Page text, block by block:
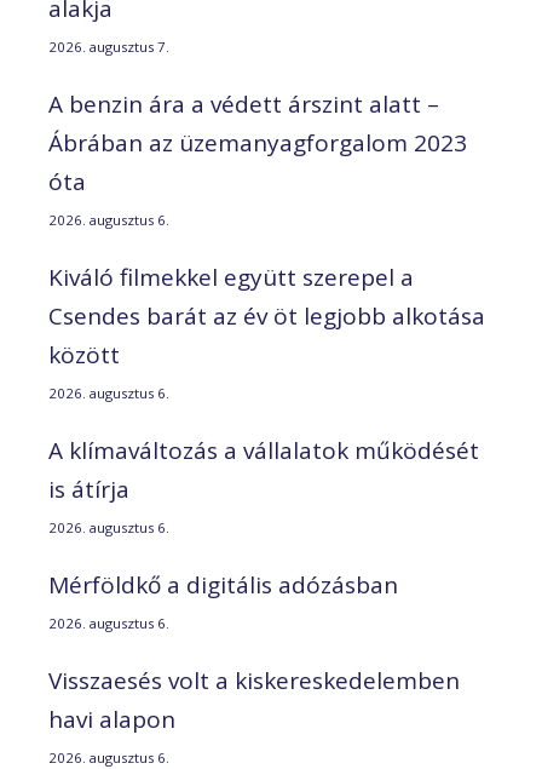
alakja
2026. augusztus 7.
A benzin ára a védett árszint alatt –
Ábrában az üzemanyagforgalom 2023
óta
2026. augusztus 6.
Kiváló filmekkel együtt szerepel a
Csendes barát az év öt legjobb alkotása
között
2026. augusztus 6.
A klímaváltozás a vállalatok működését
is átírja
2026. augusztus 6.
Mérföldkő a digitális adózásban
2026. augusztus 6.
Visszaesés volt a kiskereskedelemben
havi alapon
2026. augusztus 6.